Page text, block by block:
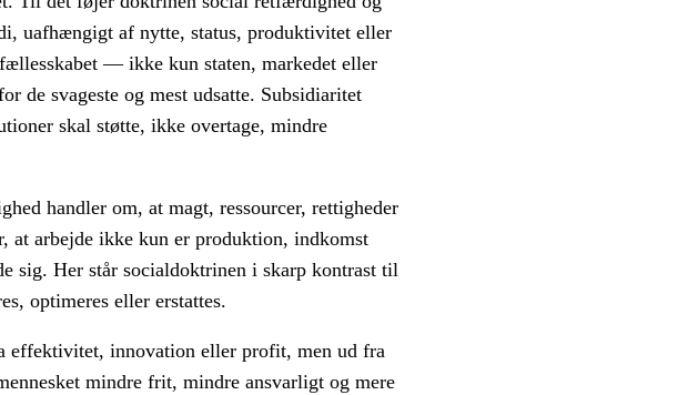
uafhængigt af nytte, status, produktivitet eller
— ikke kun staten, markedet eller
de svageste og mest udsatte. Subsidiaritet
skal støtte, ikke overtage, mindre
handler om, at magt, ressourcer, rettigheder
at arbejde ikke kun er produktion, indkomst
sig. Her står socialdoktrinen i skarp kontrast til
optimeres eller erstattes.
effektivitet, innovation eller profit, men ud fra
mindre frit, mindre ansvarligt og mere